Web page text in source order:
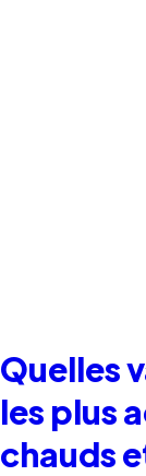
Quelles
les plus
chauds